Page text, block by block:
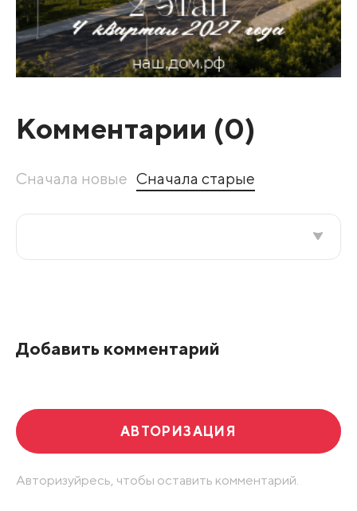
Комментарии (0)
Сначала новые Сначала старые
Добавить комментарий
АВТОРИЗАЦИЯ
Авторизуйресь, чтобы оставить комментарий.